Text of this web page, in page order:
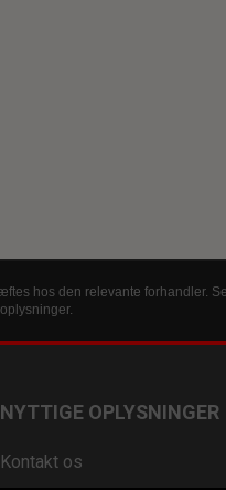
hos den relevante forhandler.
NYTTIGE OPLYSNINGER
Kontakt os